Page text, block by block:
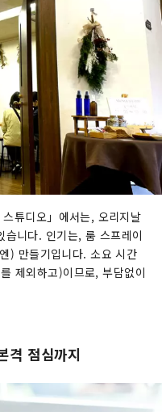
튜디오」에서는, 오리지날
니다. 인기는, 룸 스프레이
) 만들기입니다. 소요 시간
제외하고)이므로, 부담없이
격 점심까지